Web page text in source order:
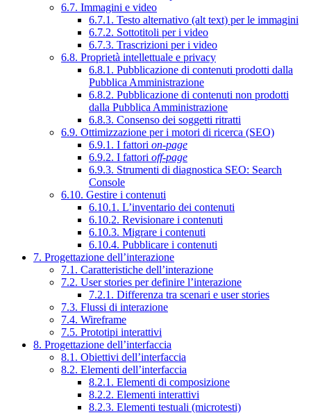
6.7. Immagini e video
6.7.1. Testo alternativo (alt text) per le immagini
6.7.2. Sottotitoli per i video
6.7.3. Trascrizioni per i video
6.8. Proprietà intellettuale e privacy
6.8.1. Pubblicazione di contenuti prodotti dalla
Pubblica Amministrazione
6.8.2. Pubblicazione di contenuti non prodotti
dalla Pubblica Amministrazione
6.8.3. Consenso dei soggetti ritratti
6.9. Ottimizzazione per i motori di ricerca (SEO)
6.9.1. I fattori on-page
6.9.2. I fattori off-page
6.9.3. Strumenti di diagnostica SEO: Search
Console
6.10. Gestire i contenuti
6.10.1. L’inventario dei contenuti
6.10.2. Revisionare i contenuti
6.10.3. Migrare i contenuti
6.10.4. Pubblicare i contenuti
7. Progettazione dell’interazione
7.1. Caratteristiche dell’interazione
7.2. User stories per definire l’interazione
7.2.1. Differenza tra scenari e user stories
7.3. Flussi di interazione
7.4. Wireframe
7.5. Prototipi interattivi
8. Progettazione dell’interfaccia
8.1. Obiettivi dell’interfaccia
8.2. Elementi dell’interfaccia
8.2.1. Elementi di composizione
8.2.2. Elementi interattivi
8.2.3. Elementi testuali (microtesti)